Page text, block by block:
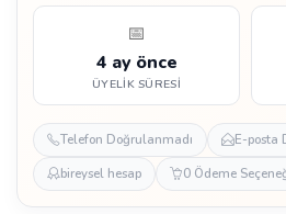
📅
4 ay önce
ÜYELIK SÜRESI
Telefon Doğrulanmadı
E-posta
bireysel hesap
0 Ödeme